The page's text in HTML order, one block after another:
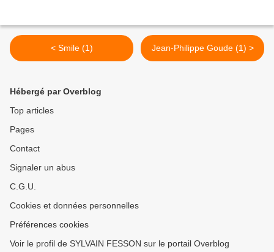
< Smile (1) Jean-Philippe Goude (1) >
Hébergé par Overblog
Top articles
Pages
Contact
Signaler un abus
C.G.U.
Cookies et données personnelles
Préférences cookies
Voir le profil de SYLVAIN FESSON sur le portail Overblog